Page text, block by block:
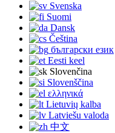
Svenska
Suomi
Dansk
Čeština
български език
Eesti keel
Slovenčina
Slovenščina
ελληνικά
Lietuvių kalba
Latviešu valoda
中文